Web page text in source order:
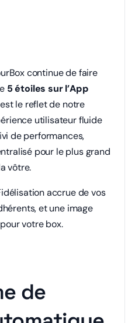
continue de faire
5 étoiles sur l’App
le reflet de notre
utilisateur fluide
de performances,
pour le plus grand
vôtre.
accrue de vos
et une image
votre box.
de